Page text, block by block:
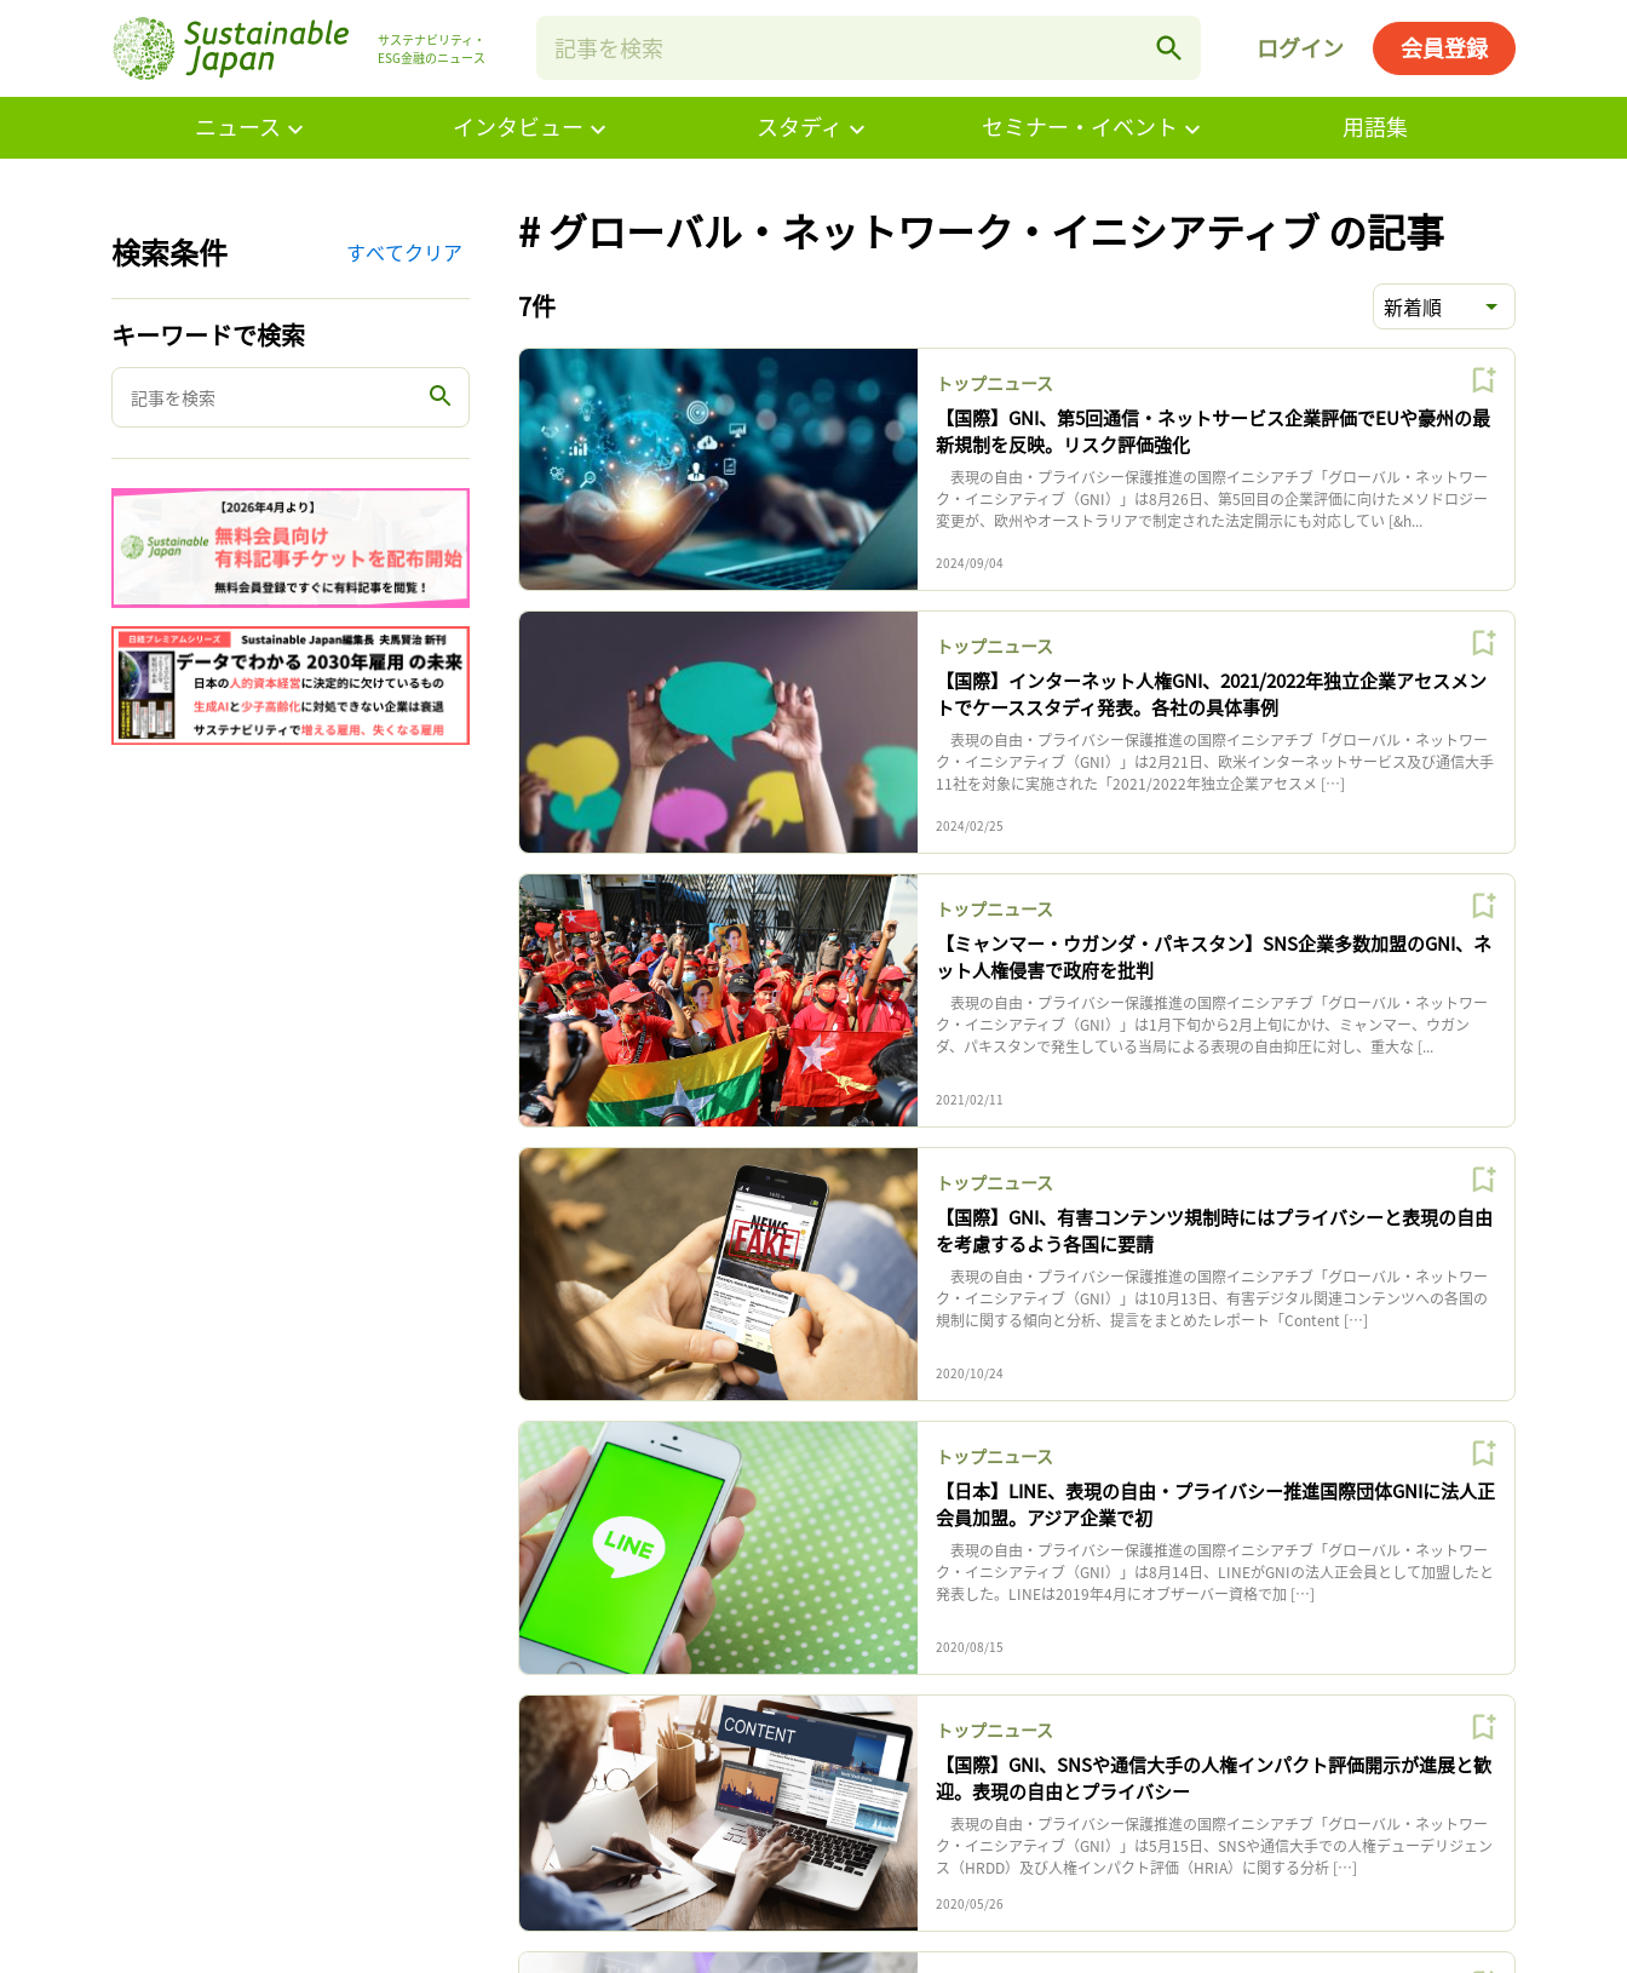
サステナビリティ・
ESG金融のニュース
ログイン 会員登録
ニュース インタビュー スタディ セミナー・イベント 用語集
検索条件 すべてクリア
キーワードで検索
# グローバル・ネットワーク・イニシアティブ の記事
7件 新着順
トップニュース
【国際】GNI、第5回通信・ネットサービス企業評価でEUや豪州の最
新規制を反映。リスク評価強化
表現の自由・プライバシー保護推進の国際イニシアチブ「グローバル・ネットワー
ク・イニシアティブ（GNI）」は8月26日、第5回目の企業評価に向けたメソドロジー
変更が、欧州やオーストラリアで制定された法定開示にも対応してい [&h...
2024/09/04
トップニュース
【国際】インターネット人権GNI、2021/2022年独立企業アセスメン
トでケーススタディ発表。各社の具体事例
表現の自由・プライバシー保護推進の国際イニシアチブ「グローバル・ネットワー
ク・イニシアティブ（GNI）」は2月21日、欧米インターネットサービス及び通信大手
11社を対象に実施された「2021/2022年独立企業アセスメ […]
2024/02/25
トップニュース
【ミャンマー・ウガンダ・パキスタン】SNS企業多数加盟のGNI、ネ
ット人権侵害で政府を批判
表現の自由・プライバシー保護推進の国際イニシアチブ「グローバル・ネットワー
ク・イニシアティブ（GNI）」は1月下旬から2月上旬にかけ、ミャンマー、ウガン
ダ、パキスタンで発生している当局による表現の自由抑圧に対し、重大な [...
2021/02/11
トップニュース
【国際】GNI、有害コンテンツ規制時にはプライバシーと表現の自由
を考慮するよう各国に要請
表現の自由・プライバシー保護推進の国際イニシアチブ「グローバル・ネットワー
ク・イニシアティブ（GNI）」は10月13日、有害デジタル関連コンテンツへの各国の
規制に関する傾向と分析、提言をまとめたレポート「Content […]
2020/10/24
トップニュース
【日本】LINE、表現の自由・プライバシー推進国際団体GNIに法人正
会員加盟。アジア企業で初
表現の自由・プライバシー保護推進の国際イニシアチブ「グローバル・ネットワー
ク・イニシアティブ（GNI）」は8月14日、LINEがGNIの法人正会員として加盟したと
発表した。LINEは2019年4月にオブザーバー資格で加 […]
2020/08/15
トップニュース
【国際】GNI、SNSや通信大手の人権インパクト評価開示が進展と歓
迎。表現の自由とプライバシー
表現の自由・プライバシー保護推進の国際イニシアチブ「グローバル・ネットワー
ク・イニシアティブ（GNI）」は5月15日、SNSや通信大手での人権デューデリジェン
ス（HRDD）及び人権インパクト評価（HRIA）に関する分析 […]
2020/05/26